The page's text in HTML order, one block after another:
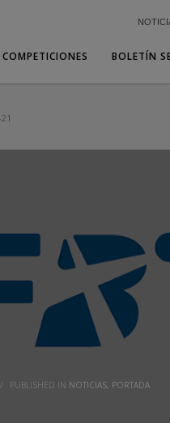
COMPETICIONES BOLETÍN
/ PUBLISHED IN NOTICIAS PORTADA